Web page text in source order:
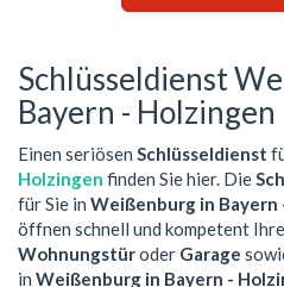
Schlüsseldienst
Bayern - Holzingen
Einen seriösen Schlüsseldienst
Holzingen finden Sie hier. Die
für Sie in Weißenburg in Bayern
öffnen schnell und kompetent
Wohnungstüroder Garage
in Weißenburg in Bayern -